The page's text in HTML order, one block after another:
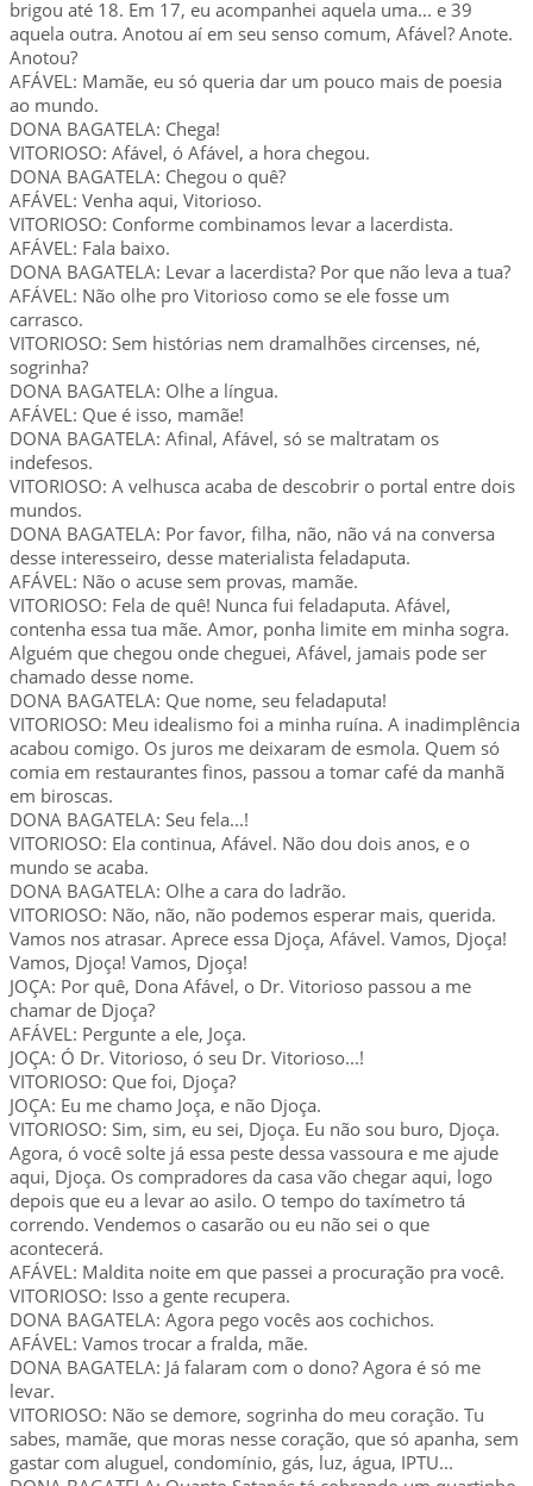
brigou até 18. Em 17, eu acompanhei aquela uma... e 39
aquela outra. Anotou aí em seu senso comum, Afável? Anote.
Anotou?
AFÁVEL: Mamãe, eu só queria dar um pouco mais de poesia
ao mundo.
DONA BAGATELA: Chega!
VITORIOSO: Afável, ó Afável, a hora chegou.
DONA BAGATELA: Chegou o quê?
AFÁVEL: Venha aqui, Vitorioso.
VITORIOSO: Conforme combinamos levar a lacerdista.
AFÁVEL: Fala baixo.
DONA BAGATELA: Levar a lacerdista? Por que não leva a tua?
AFÁVEL: Não olhe pro Vitorioso como se ele fosse um
carrasco.
VITORIOSO: Sem histórias nem dramalhões circenses, né,
sogrinha?
DONA BAGATELA: Olhe a língua.
AFÁVEL: Que é isso, mamãe!
DONA BAGATELA: Afinal, Afável, só se maltratam os
indefesos.
VITORIOSO: A velhusca acaba de descobrir o portal entre dois
mundos.
DONA BAGATELA: Por favor, filha, não, não vá na conversa
desse interesseiro, desse materialista feladaputa.
AFÁVEL: Não o acuse sem provas, mamãe.
VITORIOSO: Fela de quê! Nunca fui feladaputa. Afável,
contenha essa tua mãe. Amor, ponha limite em minha sogra.
Alguém que chegou onde cheguei, Afável, jamais pode ser
chamado desse nome.
DONA BAGATELA: Que nome, seu feladaputa!
VITORIOSO: Meu idealismo foi a minha ruína. A inadimplência
acabou comigo. Os juros me deixaram de esmola. Quem só
comia em restaurantes finos, passou a tomar café da manhã
em biroscas.
DONA BAGATELA: Seu fela...!
VITORIOSO: Ela continua, Afável. Não dou dois anos, e o
mundo se acaba.
DONA BAGATELA: Olhe a cara do ladrão.
VITORIOSO: Não, não, não podemos esperar mais, querida.
Vamos nos atrasar. Aprece essa Djoça, Afável. Vamos, Djoça!
Vamos, Djoça! Vamos, Djoça!
JOÇA: Por quê, Dona Afável, o Dr. Vitorioso passou a me
chamar de Djoça?
AFÁVEL: Pergunte a ele, Joça.
JOÇA: Ó Dr. Vitorioso, ó seu Dr. Vitorioso...!
VITORIOSO: Que foi, Djoça?
JOÇA: Eu me chamo Joça, e não Djoça.
VITORIOSO: Sim, sim, eu sei, Djoça. Eu não sou buro, Djoça.
Agora, ó você solte já essa peste dessa vassoura e me ajude
aqui, Djoça. Os compradores da casa vão chegar aqui, logo
depois que eu a levar ao asilo. O tempo do taxímetro tá
correndo. Vendemos o casarão ou eu não sei o que
acontecerá.
AFÁVEL: Maldita noite em que passei a procuração pra você.
VITORIOSO: Isso a gente recupera.
DONA BAGATELA: Agora pego vocês aos cochichos.
AFÁVEL: Vamos trocar a fralda, mãe.
DONA BAGATELA: Já falaram com o dono? Agora é só me
levar.
VITORIOSO: Não se demore, sogrinha do meu coração. Tu
sabes, mamãe, que moras nesse coração, que só apanha, sem
gastar com aluguel, condomínio, gás, luz, água, IPTU...